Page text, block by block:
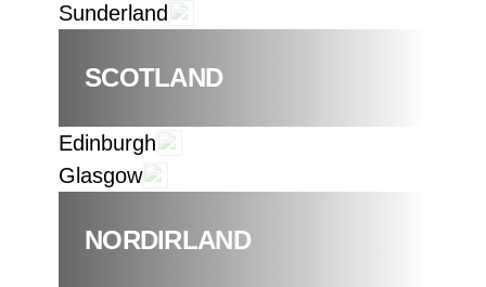
Sunderland
SCOTLAND
Edinburgh
Glasgow
NORDIRLAND